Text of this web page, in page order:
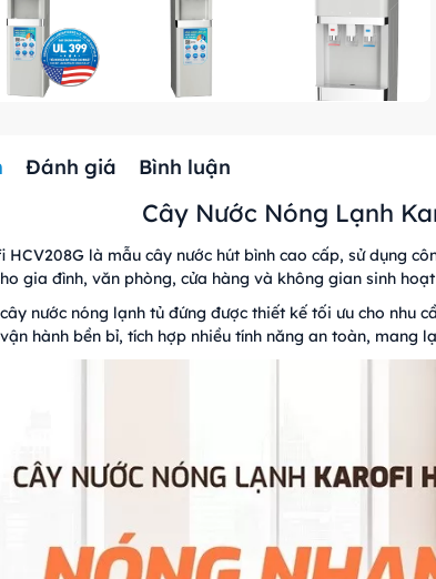
Đánh giá Bình luận
Cây Nước Nóng Lạnh
HCV208G là mẫu cây nước hút bình cao cấp, sử dụng
gia đình, văn phòng, cửa hàng và không gian sinh
nước nóng lạnh tủ đứng được thiết kế tối ưu cho nhu
vận hành bền bỉ, tích hợp nhiều tính năng an toàn, mang